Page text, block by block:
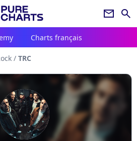
newsletter search
Charts français
/ TRC